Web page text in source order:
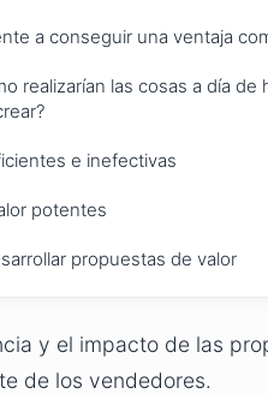
a conseguir una ventaja
realizarían las cosas a día de
e inefectivas
potentes
propuestas de valor
y el impacto de las
de los vendedores.